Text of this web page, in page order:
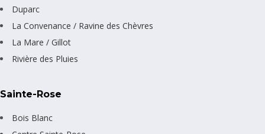
Duparc
La Convenance / Ravine des Chèvres
La Mare / Gillot
Rivière des Pluies
Sainte-Rose
Bois Blanc